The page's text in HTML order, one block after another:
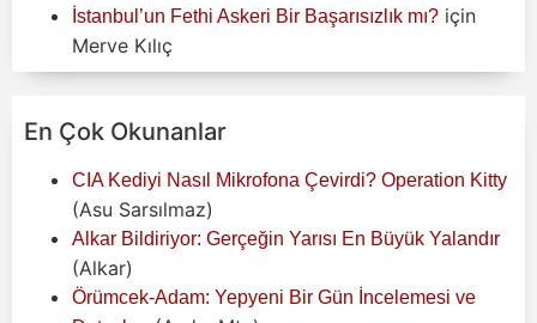
İstanbul’un Fethi Askeri Bir Başarısızlık mı? için
Merve Kılıç
En Çok Okunanlar
CIA Kediyi Nasıl Mikrofona Çevirdi? Operation Kitty
(Asu Sarsılmaz)
Alkar Bildiriyor: Gerçeğin Yarısı En Büyük Yalandır
(Alkar)
Örümcek-Adam: Yepyeni Bir Gün İncelemesi ve